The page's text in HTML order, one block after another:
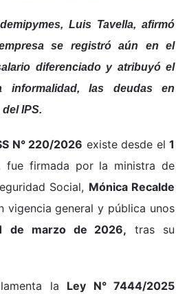
Luis Tavella, afirmó
se registró aún en el
diferenciado y atribuyó el
informalidad, las deudas en
IPS.
N° 220/2026 existe desde el 1
fue firmada por la ministra de
Social, Mónica Recalde
vigencia general y pública unos
de marzo de 2026, tras su
la Ley N° 7444/2025